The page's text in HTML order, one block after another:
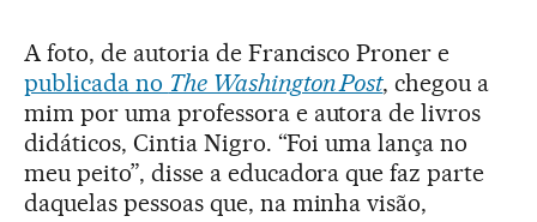
A foto, de autoria de Francisco Proner e
publicada no The Washington Post, chegou a
mim por uma professora e autora de livros
didáticos, Cintia Nigro. “Foi uma lança no
meu peito”, disse a educadora que faz parte
daquelas pessoas que, na minha visão,